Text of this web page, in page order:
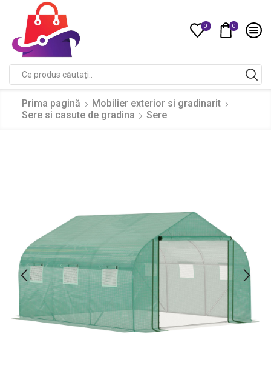
0 0
input
Prima pagină
Mobilier exterior si gradinarit
Sere si casute de gradina
Sere